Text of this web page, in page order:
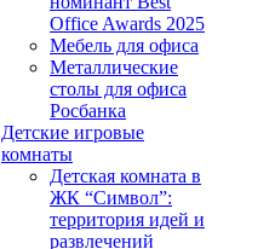
Office Awards 2025
Мебель для офиса
Металлические
столы для офиса
Росбанка
Детские игровые
комнаты
Детская комната в
ЖК “Символ”:
территория идей и
развлечений